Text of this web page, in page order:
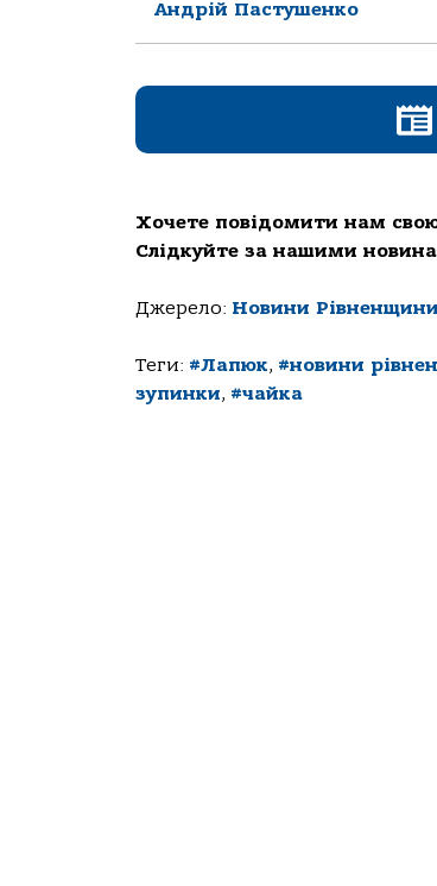
Андрій Пастушенко
Хочете повідомити нам
Слідкуйте за нашими
Джерело: Новини Рівненщини
Теги: #Лапюк, #новини
зупинки, #чайка